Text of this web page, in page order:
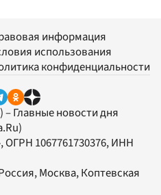
информация
использования
конфиденциальности
– Главные новости дня
, ОГРН 1067761730376, ИНН
Москва, Коптевская